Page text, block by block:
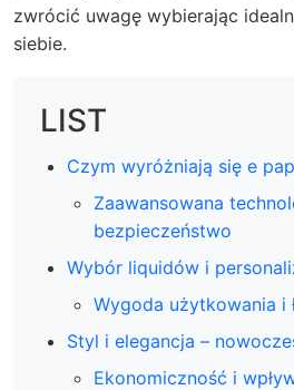
zwrócić uwagę wybierając
siebie.
LIST
Czym wyróżniają się e
Zaawansowana
bezpieczeństwo
Wybór liquidów i
Wygoda użytkowania i
Styl i elegancja –
Ekonomiczność i